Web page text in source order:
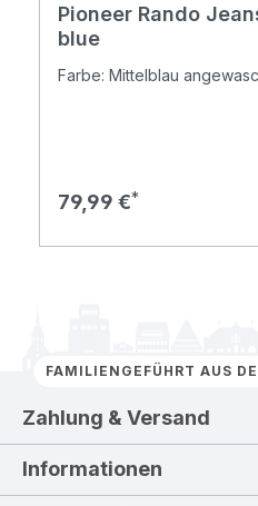
Pioneer Rando
blue
Farbe: Mittelblau
Regulärer Preis:
79,99 €
FAMILIENGEFÜHRT AUS
Zahlung & Versand
Informationen